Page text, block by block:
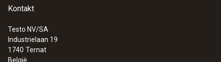
Kontakt
Testo NV/SA
Industrielaan 19
1740 Ternat
België